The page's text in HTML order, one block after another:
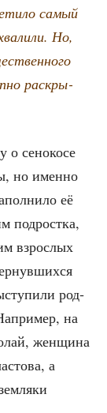
самый
Но,
рас­кры­
о сено­ко­се
но имен­но
её
под­рост­ка,
взрос­лых
род­
на
жен­щи­на
а